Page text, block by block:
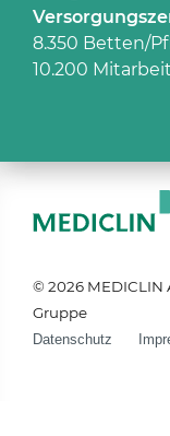
8.350 Betten/
10.200
© 2026 MEDICLIN
Gruppe
Datenschutz